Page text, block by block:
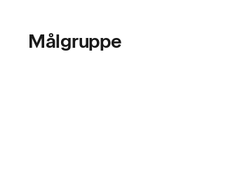
Målgruppe